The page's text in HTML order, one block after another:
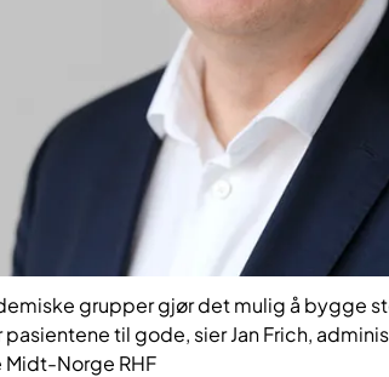
grupper gjør det mulig å bygge
til gode, sier Jan Frich,
Midt-Norge RHF